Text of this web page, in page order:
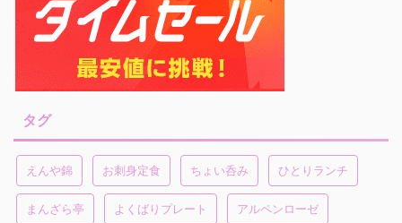
タグ
えんや錦 お刺身定食 ちょい呑み ひとりランチ
まんざら亭 よくばりプレート アルペンローゼ